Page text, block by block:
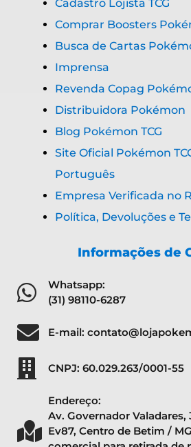
Cadastro Lojista TCG
Comprar Boosters
Busca de Cartas
Imprensa
Revenda Copag
Distribuidora Pokémon
Blog Pokémon TCG
Site Oficial Pokémon
Português
Empresa Verificada no
Política, Devoluções e
Informações de
Whatsapp:
(31) 98110-6287
E-mail:
CNPJ: 60.029.263/0001-55
Endereço:
Av. Governador Valadares,
Ev87, Centro de Betim /